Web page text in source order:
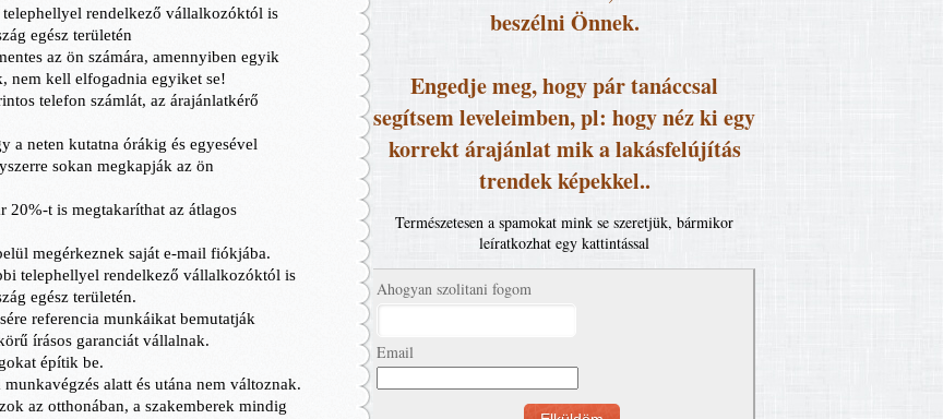
beszélni Önnek.
Engedje meg, hogy pár tanáccsal
segítsem leveleimben, pl: hogy néz ki egy
korrekt árajánlat mik a lakásfelújítás
trendek képekkel..
Természetesen a spamokat mink se szeretjük, bármikor
leíratkozhat egy kattintással
Ahogyan szolitani fogom
Email